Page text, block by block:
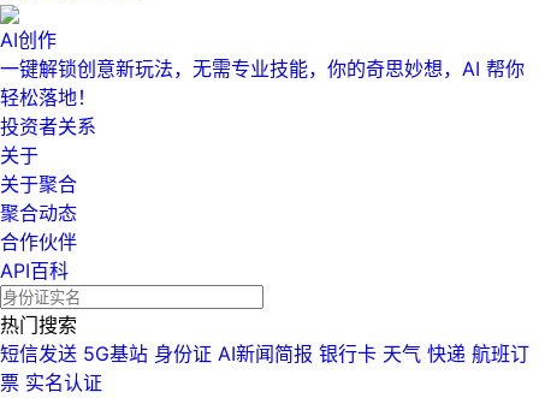
AI创作
一键解锁创意新玩法，无需专业技能，你的奇思妙想，AI 帮你
轻松落地！
投资者关系
关于
关于聚合
聚合动态
合作伙伴
API百科
热门搜索
短信发送 5G基站 身份证 AI新闻简报 银行卡 天气 快递 航班订
票 实名认证